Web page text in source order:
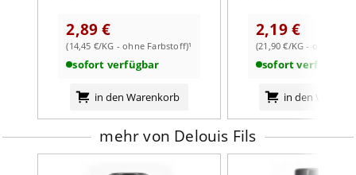
Brennwert
- gesättigte Fettsäuren
1,7g
Kohlenhydrate
2,6g
weiterlesen auf der Markenseite von Delouis Fils
2,89 €
(14,45 €/KG - ohne Farbstoff)¹
sofort verfügbar
in den Warenkorb
2,19 €
(21,90 €/KG - ohne
sofort verfügbar
in den
mehr von Delouis Fils